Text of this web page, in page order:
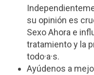
su opinión es
Sexo Ahora e
tratamiento y la
todo·a·s.
Ayúdenos a